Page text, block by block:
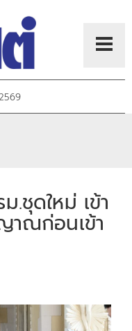
.ชุดใหม่ เข้า
าณก่อนเข้า